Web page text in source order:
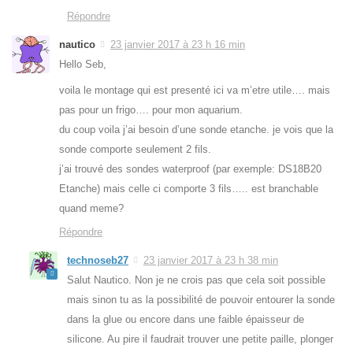
Répondre
nautico
23 janvier 2017 à 23 h 16 min
Hello Seb,
voila le montage qui est presenté ici va m’etre utile…. mais
pas pour un frigo…. pour mon aquarium.
du coup voila j’ai besoin d’une sonde etanche. je vois que la
sonde comporte seulement 2 fils.
j’ai trouvé des sondes waterproof (par exemple: DS18B20
Etanche) mais celle ci comporte 3 fils….. est branchable
quand meme?
Répondre
technoseb27
23 janvier 2017 à 23 h 38 min
Salut Nautico. Non je ne crois pas que cela soit possible
mais sinon tu as la possibilité de pouvoir entourer la sonde
dans la glue ou encore dans une faible épaisseur de
silicone. Au pire il faudrait trouver une petite paille, plonger